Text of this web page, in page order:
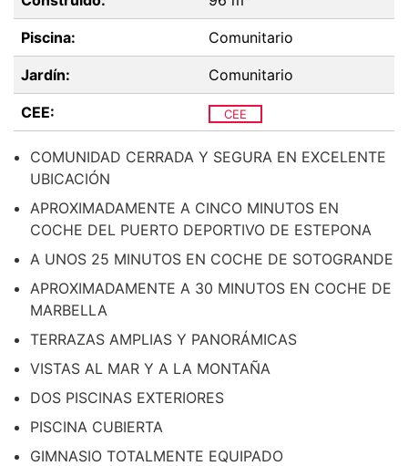
Piscina: Comunitario
Jardín: Comunitario
CEE: CEE
COMUNIDAD CERRADA Y SEGURA EN EXCELENTE
UBICACIÓN
APROXIMADAMENTE A CINCO MINUTOS EN
COCHE DEL PUERTO DEPORTIVO DE ESTEPONA
A UNOS 25 MINUTOS EN COCHE DE SOTOGRANDE
APROXIMADAMENTE A 30 MINUTOS EN COCHE DE
MARBELLA
TERRAZAS AMPLIAS Y PANORÁMICAS
VISTAS AL MAR Y A LA MONTAÑA
DOS PISCINAS EXTERIORES
PISCINA CUBIERTA
GIMNASIO TOTALMENTE EQUIPADO